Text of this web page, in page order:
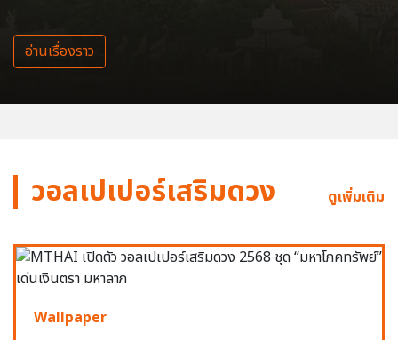
อ่านเรื่องราว
วอลเปเปอร์เสริมดวง ดูเพิ่มเติม
Wallpaper